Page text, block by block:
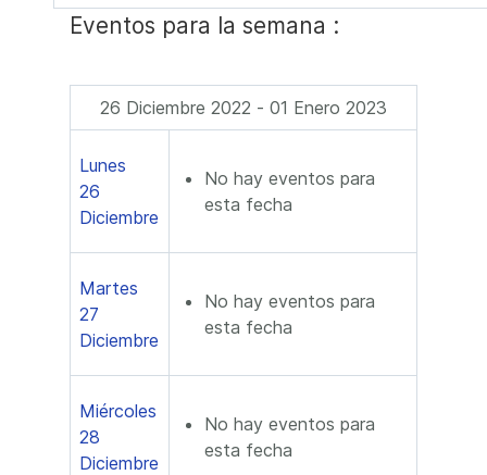
Eventos para la semana :
26 Diciembre 2022 - 01 Enero 2023
Lunes
26
Diciembre
No hay eventos para
esta fecha
Martes
27
Diciembre
No hay eventos para
esta fecha
Miércoles
28
Diciembre
No hay eventos para
esta fecha